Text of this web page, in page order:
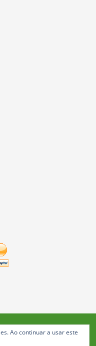
Feira de Santana
Ao continuar a usar este